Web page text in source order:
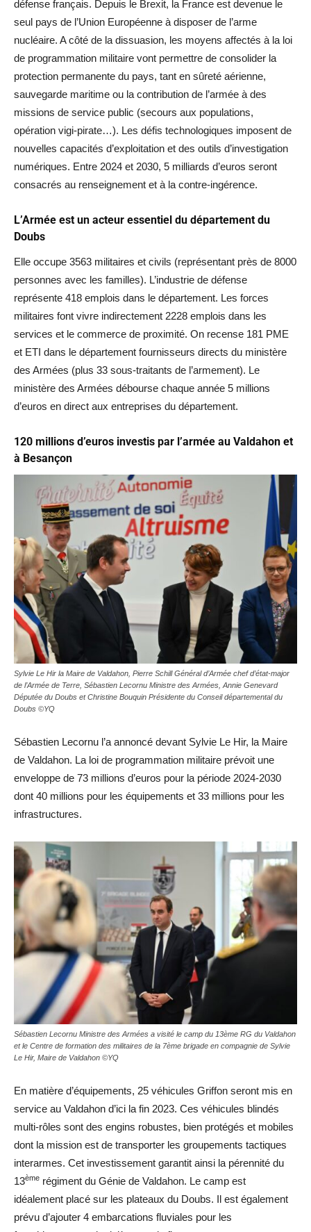
défense français. Depuis le Brexit, la France est devenue le
seul pays de l’Union Européenne à disposer de l’arme
nucléaire. A côté de la dissuasion, les moyens affectés à la loi
de programmation militaire vont permettre de consolider la
protection permanente du pays, tant en sûreté aérienne,
sauvegarde maritime ou la contribution de l’armée à des
missions de service public (secours aux populations,
opération vigi-pirate…). Les défis technologiques imposent de
nouvelles capacités d’exploitation et des outils d’investigation
numériques. Entre 2024 et 2030, 5 milliards d’euros seront
consacrés au renseignement et à la contre-ingérence.
L’Armée est un acteur essentiel du département du
Doubs
Elle occupe 3563 militaires et civils (représentant près de 8000
personnes avec les familles). L’industrie de défense
représente 418 emplois dans le département. Les forces
militaires font vivre indirectement 2228 emplois dans les
services et le commerce de proximité. On recense 181 PME
et ETI dans le département fournisseurs directs du ministère
des Armées (plus 33 sous-traitants de l’armement). Le
ministère des Armées débourse chaque année 5 millions
d’euros en direct aux entreprises du département.
120 millions d’euros investis par l’armée au Valdahon et
à Besançon
Sylvie Le Hir la Maire de Valdahon, Pierre Schill Général d’Armée chef d’état-major
de l’Armée de Terre, Sébastien Lecornu Ministre des Armées, Annie Genevard
Députée du Doubs et Christine Bouquin Présidente du Conseil départemental du
Doubs ©YQ
Sébastien Lecornu l’a annoncé devant Sylvie Le Hir, la Maire
de Valdahon. La loi de programmation militaire prévoit une
enveloppe de 73 millions d’euros pour la période 2024-2030
dont 40 millions pour les équipements et 33 millions pour les
infrastructures.
Sébastien Lecornu Ministre des Armées a visité le camp du 13ème RG du Valdahon
et le Centre de formation des militaires de la 7ème brigade en compagnie de Sylvie
Le Hir, Maire de Valdahon ©YQ
En matière d’équipements, 25 véhicules Griffon seront mis en
service au Valdahon d’ici la fin 2023. Ces véhicules blindés
multi-rôles sont des engins robustes, bien protégés et mobiles
dont la mission est de transporter les groupements tactiques
interarmes. Cet investissement garantit ainsi la pérennité du
13ème régiment du Génie de Valdahon. Le camp est
idéalement placé sur les plateaux du Doubs. Il est également
prévu d’ajouter 4 embarcations fluviales pour les